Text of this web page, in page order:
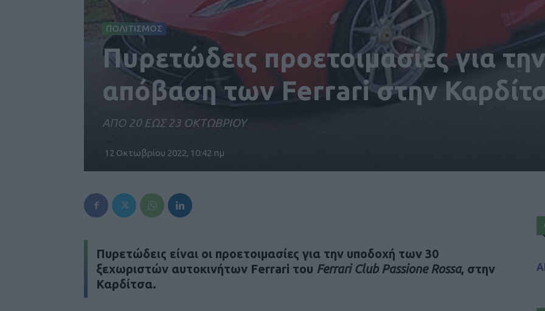
ΠΟΛΙΤΙΣΜΟΣ
Πυρετώδεις προετοιμασίες για
απόβαση των Ferrari στην
ΑΠΟ 20 ΕΩΣ 23 ΟΚΤΩΒΡΙΟΥ
12 Οκτωβρίου 2022, 10:42 πμ
Πυρετώδεις είναι οι προετοιμασίες για την υποδοχή των 30
ξεχωριστών αυτοκινήτων Ferrari του Ferrari Club Passione Rossa, στην
Καρδίτσα.